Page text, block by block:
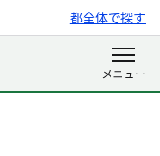
都全体で探す